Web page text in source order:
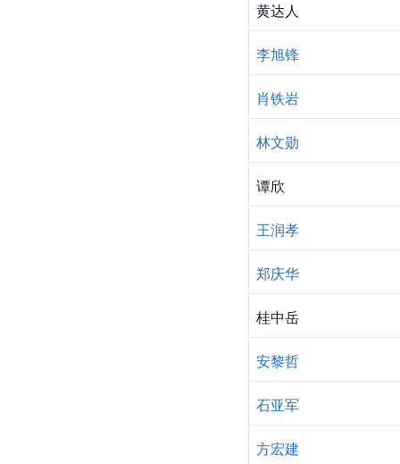
黄达人
李旭锋
肖铁岩
林文勋
谭欣
王润孝
郑庆华
桂中岳
安黎哲
石亚军
方宏建